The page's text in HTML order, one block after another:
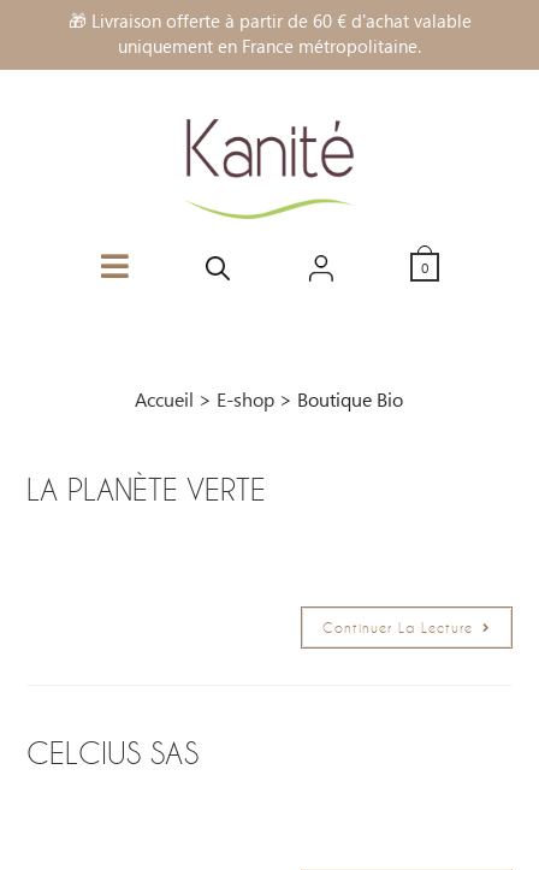
🎁 Livraison offerte à partir de 60 € d'achat valable
uniquement en France métropolitaine.
0
Accueil > E-shop > Boutique Bio
LA PLANÈTE VERTE
Continuer La Lecture
CELCIUS SAS